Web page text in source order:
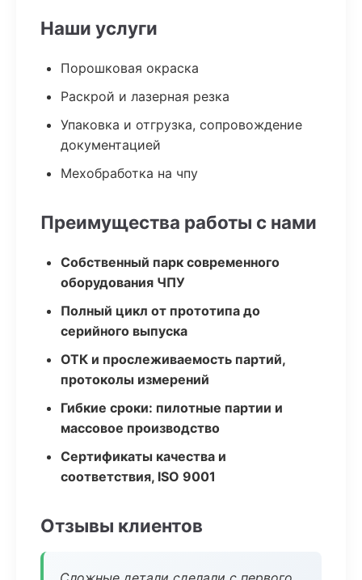
Наши услуги
Порошковая окраска
Раскрой и лазерная резка
Упаковка и отгрузка, сопровождение
документацией
Мехобработка на чпу
Преимущества работы с нами
Собственный парк современного
оборудования ЧПУ
Полный цикл от прототипа до
серийного выпуска
ОТК и прослеживаемость партий,
протоколы измерений
Гибкие сроки: пилотные партии и
массовое производство
Сертификаты качества и
соответствия, ISO 9001
Отзывы клиентов